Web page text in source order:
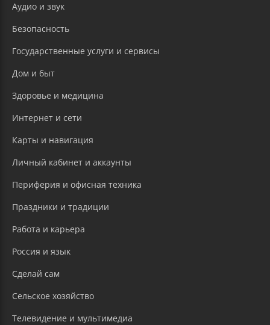
Аудио и звук
Безопасность
Государственные услуги и сервисы
Дом и быт
Здоровье и медицина
Интернет и сети
Карты и навигация
Личный кабинет и аккаунты
Периферия и офисная техника
Праздники и традиции
Работа и карьера
Россия и язык
Сделай сам
Сельское хозяйство
Телевидение и мультимедиа